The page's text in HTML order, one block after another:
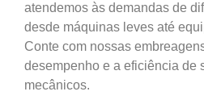
atendemos às demandas de
desde máquinas leves até
Conte com nossas
desempenho e a eficiência de
mecânicos.